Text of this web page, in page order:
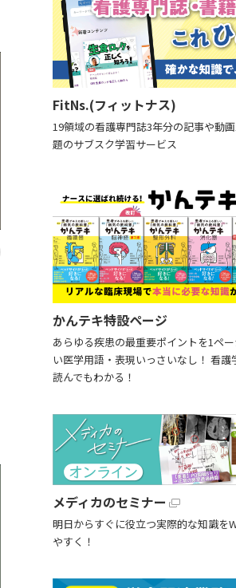
FitNs.(フィットナス)
19領域の看護専門誌3年分の記事や動
題のサブスク学習サービス
かんテキ特設ページ
あらゆる疾患の最重要ポイントを1ペ
い医学用語・表現いっさいなし！ 看
読んでもわかる！
メディカのセミナー
明日からすぐに役立つ実際的な知識を
やすく！